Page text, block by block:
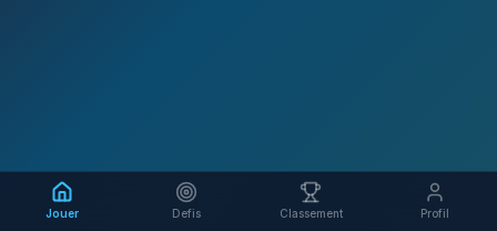
Jouer Defis Classement Profil